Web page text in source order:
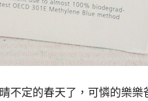
不定的春天了，可憐的樂樂